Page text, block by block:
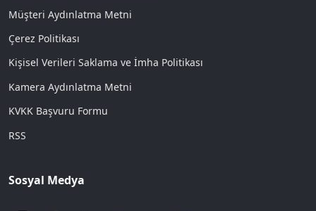
Müşteri Aydınlatma Metni
Çerez Politikası
Kişisel Verileri Saklama ve İmha Politikası
Kamera Aydınlatma Metni
KVKK Başvuru Formu
RSS
Sosyal Medya